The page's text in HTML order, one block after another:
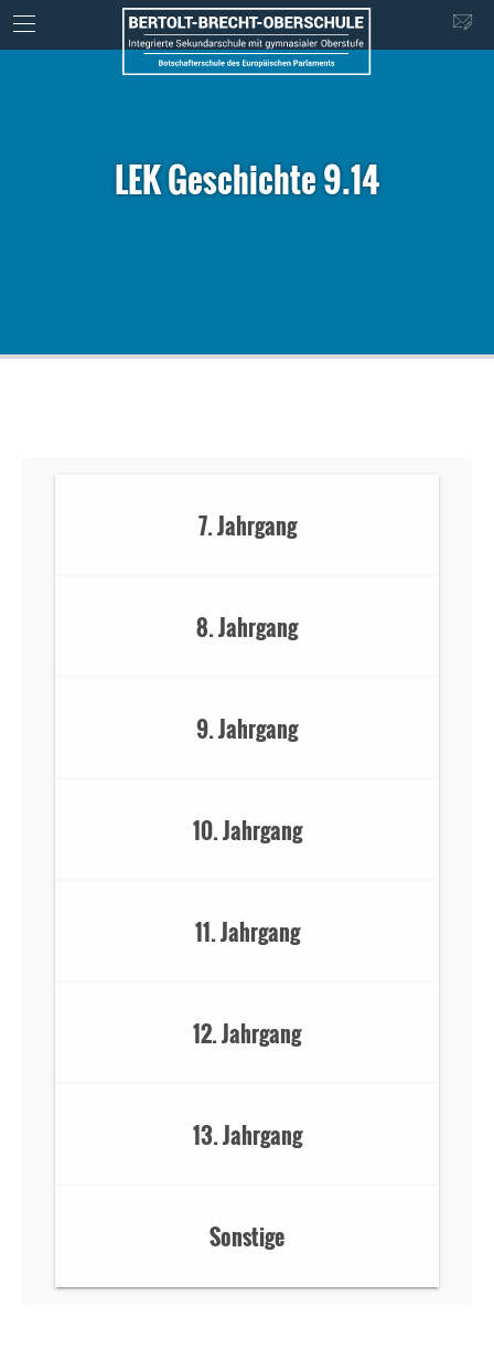
LEK Geschichte 9.14
7. Jahrgang
8. Jahrgang
9. Jahrgang
10. Jahrgang
11. Jahrgang
12. Jahrgang
13. Jahrgang
Sonstige